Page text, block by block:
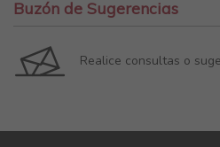
Buzón de Sugerencias
Realice consultas o